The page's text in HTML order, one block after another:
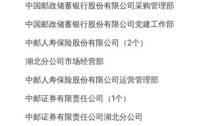
中国邮政储蓄银行股份有限公司采购管理部
中国邮政储蓄银行股份有限公司党建工作部
中邮人寿保险股份有限公司（2个）
湖北分公司市场经营部
中邮人寿保险股份有限公司运营管理部
中邮证券有限责任公司（1个）
中邮证券有限责任公司湖北分公司